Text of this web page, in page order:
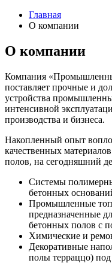
Главная
О компании
О компании
Компания
поставляет прочные и
устройства
интенсивной
производства и бизнеса.
Накопленный опыт
качественных
полов, на сегодняшний
Системы
бетонных
Промышленные
предназначенные
бетонных полов с
Химические и
Декоративные
полы терраццо)